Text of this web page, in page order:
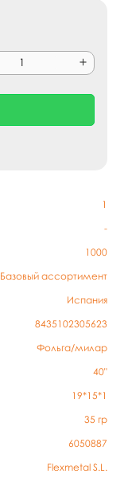
1
-
1000
Базовый ассортимент
Испания
8435102305623
Фольга/милар
40"
19*15*1
35 гр
6050887
Flexmetal S.L.